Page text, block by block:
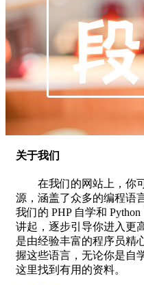
关于我们
在我们的网站上，你
源，涵盖了众多的编程语
我们的 PHP 自学和
讲起，逐步引导你进入更
是由经验丰富的程序员精
握这些语言，无论你是自
这里找到有用的资料。